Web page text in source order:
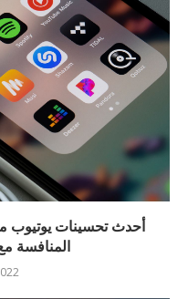
أحدث تحسينات
المنافسة